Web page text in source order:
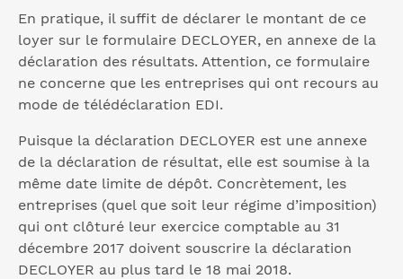
En pratique, il suffit de déclarer le montant de ce
loyer sur le formulaire DECLOYER, en annexe de la
déclaration des résultats. Attention, ce formulaire
ne concerne que les entreprises qui ont recours au
mode de télédéclaration EDI.
Puisque la déclaration DECLOYER est une annexe
de la déclaration de résultat, elle est soumise à la
même date limite de dépôt. Concrètement, les
entreprises (quel que soit leur régime d’imposition)
qui ont clôturé leur exercice comptable au 31
décembre 2017 doivent souscrire la déclaration
DECLOYER au plus tard le 18 mai 2018.